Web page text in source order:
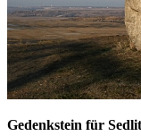
Gedenkstein für